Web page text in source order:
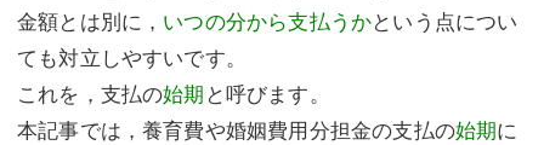
東京事務所 (新宿・四谷)
埼玉事務所 (さいたま市)
川口事務所（埼玉県川口市）
埼玉事務所 (さいたま市)
川口事務所（埼玉県川口市）
お問い合せフォーム
金額とは別に， いつの分から支払うかという点につい
ても対立しやすいです。
これを，支払の始期 と呼びます。
本記事では，養育費や婚姻費用分担金の支払の始期に